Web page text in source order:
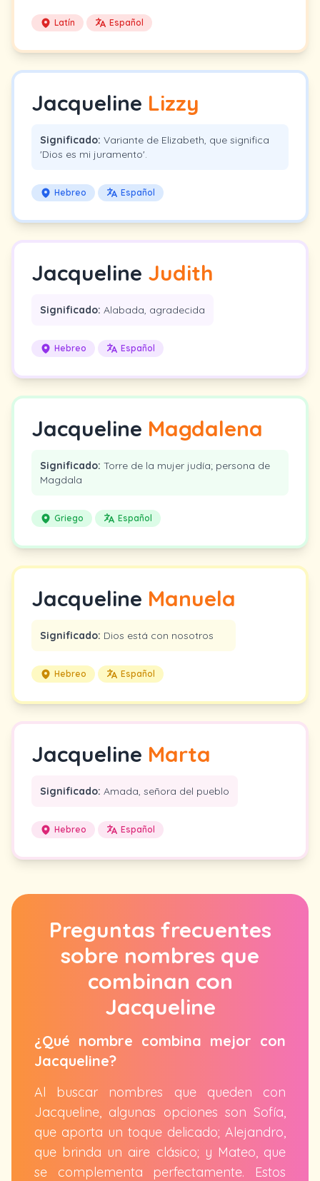
Latín Español
Jacqueline Lizzy
Significado: Variante de Elizabeth, que significa
'Dios es mi juramento'.
Hebreo Español
Jacqueline Judith
Significado: Alabada, agradecida
Hebreo Español
Jacqueline Magdalena
Significado: Torre de la mujer judía; persona de
Magdala
Griego Español
Jacqueline Manuela
Significado: Dios está con nosotros
Hebreo Español
Jacqueline Marta
Significado: Amada, señora del pueblo
Hebreo Español
Preguntas frecuentes
sobre nombres que
combinan con
Jacqueline
¿Qué nombre combina mejor con
Jacqueline?
Al buscar nombres que queden con
Jacqueline, algunas opciones son Sofía,
que aporta un toque delicado; Alejandro,
que brinda un aire clásico; y Mateo, que
se complementa perfectamente. Estos